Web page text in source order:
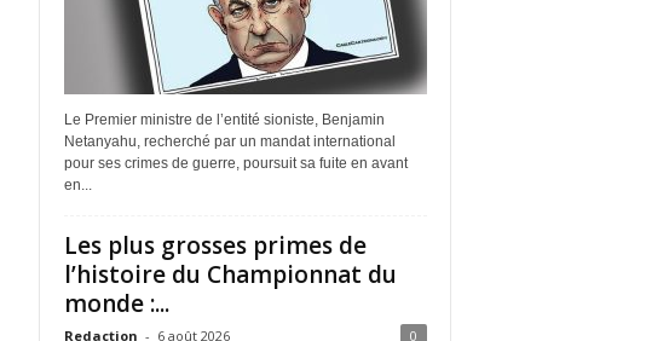
Le Premier ministre de l’entité sioniste, Benjamin
Netanyahu, recherché par un mandat international
pour ses crimes de guerre, poursuit sa fuite en avant
en...
Les plus grosses primes de
l’histoire du Championnat du
monde :...
Redaction - 6 août 2026 0